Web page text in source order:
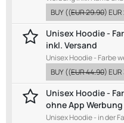
BUY((EUR 29.90)
Unisex Hoodie -
inkl. Versand
Unisex Hoodie - Farbe
BUY((EUR 44.90)
Unisex Hoodie -
ohne App
Unisex Hoodie - in der